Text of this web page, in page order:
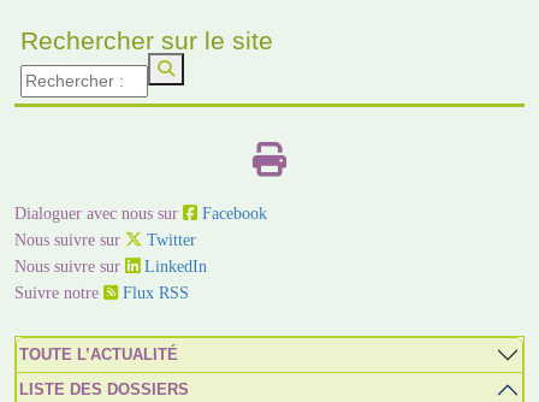
Rechercher sur le site
Dialoguer avec nous sur
Facebook
Nous suivre sur
Twitter
Nous suivre sur
LinkedIn
Suivre notre
Flux RSS
TOUTE L’ACTUALITÉ
LISTE DES DOSSIERS